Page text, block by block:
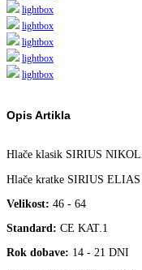
lightbox
lightbox
lightbox
lightbox
lightbox
Opis Artikla
Hlače klasik SIRIUS
Hlače kratke SIRIUS ELIAS
Velikost: 46 - 64
Standard: CE KAT.1
Rok dobave: 14 - 21 DNI